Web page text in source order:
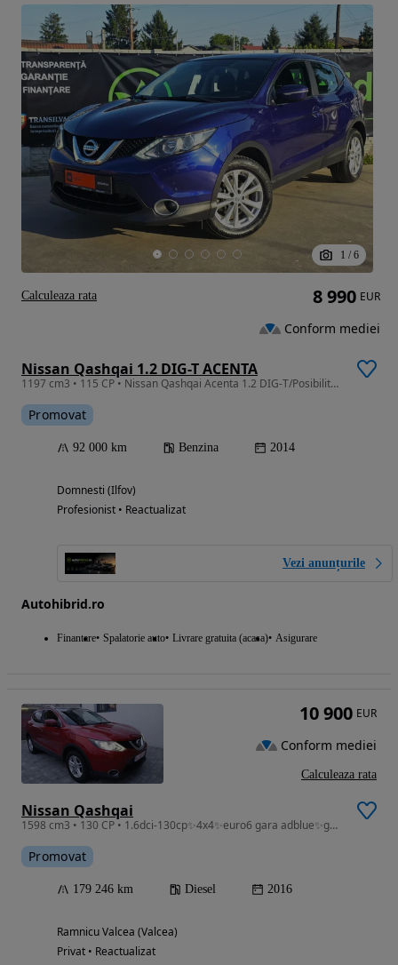
1 / 6
Nissan Qashqai 1.2 DIG-T ACENTA
1197 cm3 • 115 CP • Nissan Qashqai Acenta 1.2 DIG-T/Posibilitate Rate
Promovat
92 000 km Benzina 2014
Domnesti (Ilfov)
Profesionist • Reactualizat
Vezi anunțurile
Autohibrid.ro
Finantare Spalatorie auto Livrare gratuita (acasa) Asigurare
8 990 EUR
Conform mediei
Calculeaza rata
Nissan Qashqai
1598 cm3 • 130 CP • 1.6dci-130cp✨️4x4✨️euro6 gara adblue✨️garantie
Promovat
179 246 km Diesel 2016
Ramnicu Valcea (Valcea)
Privat • Reactualizat
10 900 EUR
Conform mediei
Calculeaza rata